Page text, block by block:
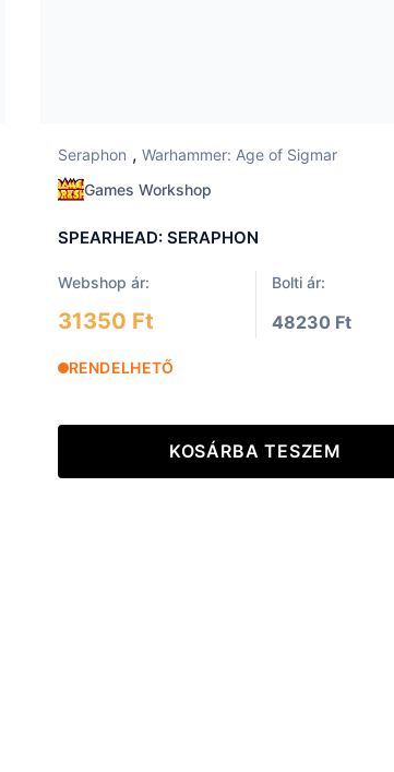
Seraphon , Warhammer: Age of Sigmar
Games Workshop
SPEARHEAD: SERAPHON
Webshop ár: Bolti ár:
31350 Ft 48230 Ft
RENDELHETŐ
KOSÁRBA TESZEM